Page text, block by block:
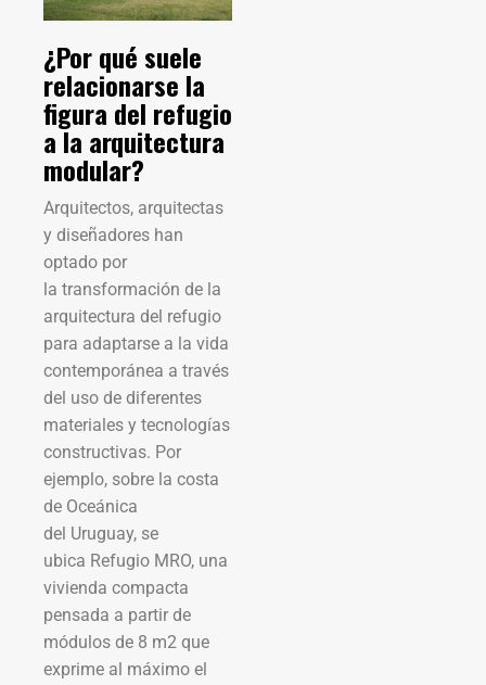
¿Por qué suele
relacionarse la
figura del refugio
a la arquitectura
modular?
Arquitectos, arquitectas
y diseñadores han
optado por
la transformación de la
arquitectura del refugio
para adaptarse a la vida
contemporánea a través
del uso de diferentes
materiales y tecnologías
constructivas. Por
ejemplo, sobre la costa
de Oceánica
del Uruguay, se
ubica Refugio MRO, una
vivienda compacta
pensada a partir de
módulos de 8 m2 que
exprime al máximo el